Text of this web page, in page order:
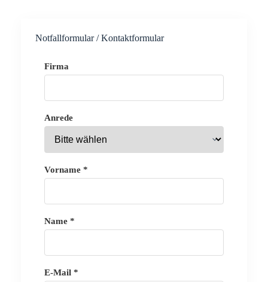
Notfallformular / Kontaktformular
Firma
Anrede
Vorname *
Name *
E-Mail *